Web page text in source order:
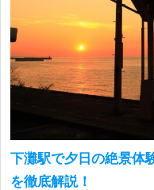
下灘駅で夕日の絶景体
を徹底解説！